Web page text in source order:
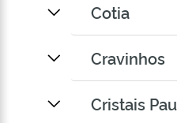
Cotia
Cravinhos
Cristais